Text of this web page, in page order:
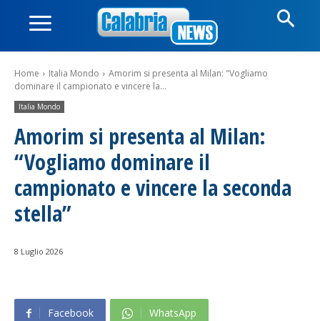
Home Italia Mondo
Amorim si presenta al Milan: "Vogliamo
dominare il campionato e vincere la...
Italia Mondo
Amorim si presenta al Milan:
“Vogliamo dominare il
campionato e vincere la seconda
stella”
8 Luglio 2026
Facebook WhatsApp